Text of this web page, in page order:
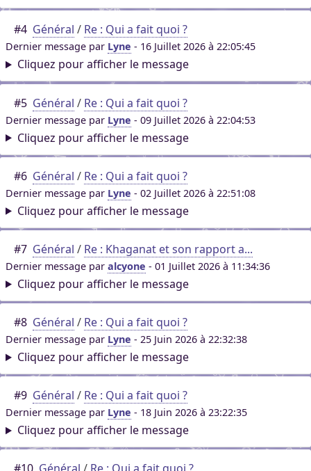
#4 Général / Re : Qui a fait quoi ?
Dernier message par Lyne - 16 Juillet 2026 à 22:05:45
Cliquez pour afficher le message
#5 Général / Re : Qui a fait quoi ?
Dernier message par Lyne - 09 Juillet 2026 à 22:04:53
Cliquez pour afficher le message
#6 Général / Re : Qui a fait quoi ?
Dernier message par Lyne - 02 Juillet 2026 à 22:51:08
Cliquez pour afficher le message
#7 Général / Re : Khaganat et son rapport a...
Dernier message par alcyone - 01 Juillet 2026 à 11:34:36
Cliquez pour afficher le message
#8 Général / Re : Qui a fait quoi ?
Dernier message par Lyne - 25 Juin 2026 à 22:32:38
Cliquez pour afficher le message
#9 Général / Re : Qui a fait quoi ?
Dernier message par Lyne - 18 Juin 2026 à 23:22:35
Cliquez pour afficher le message